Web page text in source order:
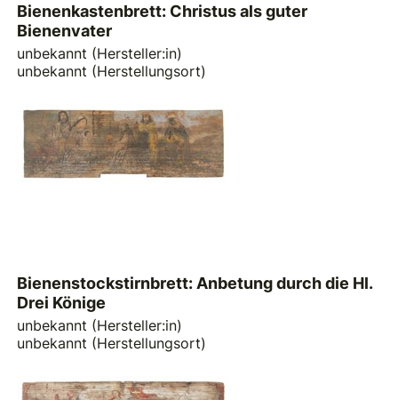
Bienenkastenbrett: Christus als guter
Bienenvater
unbekannt (Hersteller:in)
unbekannt (Herstellungsort)
Bienenstockstirnbrett: Anbetung durch die Hl.
Drei Könige
unbekannt (Hersteller:in)
unbekannt (Herstellungsort)